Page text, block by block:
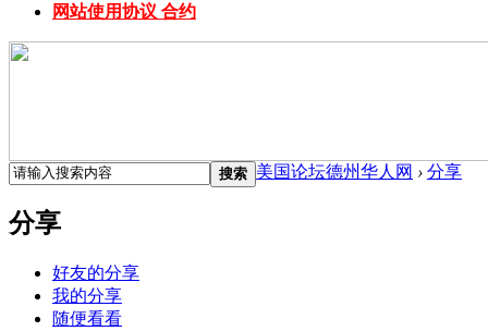
网站使用协议 合约
搜索 美国论坛德州华人网 › 分享
分享
好友的分享
我的分享
随便看看